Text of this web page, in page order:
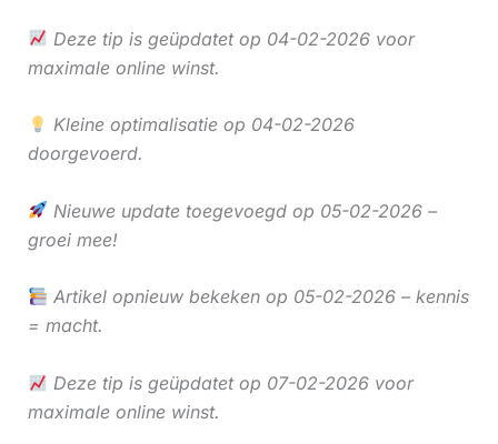
Deze tip is geüpdatet op 04-02-2026 voor
maximale online winst.
Kleine optimalisatie op 04-02-2026
doorgevoerd.
Nieuwe update toegevoegd op 05-02-2026 –
groei mee!
Artikel opnieuw bekeken op 05-02-2026 – kennis
= macht.
Deze tip is geüpdatet op 07-02-2026 voor
maximale online winst.